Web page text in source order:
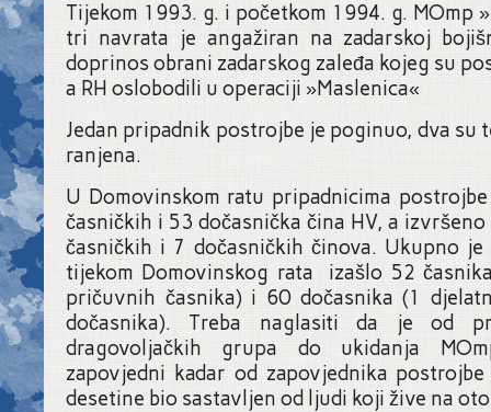
Tijekom 1993. g. i početkom 1994. g. MOmp
tri navrata je angažiran na zadarskoj
doprinos obrani zadarskog zaleđa kojeg su
a RH oslobodili u operaciji »Maslenica«
Jedan pripadnik postrojbe je poginuo, dva su
ranjena.
U Domovinskom ratu pripadnicima
časničkih i 53 dočasnička čina HV, a
časničkih i 7 dočasničkih činova. Ukupno je
tijekom Domovinskog rata izašlo 52
pričuvnih časnika) i 60 dočasnika (1
dočasnika). Treba naglasiti da je od
dragovoljačkih grupa do ukidanja
zapovjedni kadar od zapovjednika
desetine bio sastavljen od ljudi koji žive na